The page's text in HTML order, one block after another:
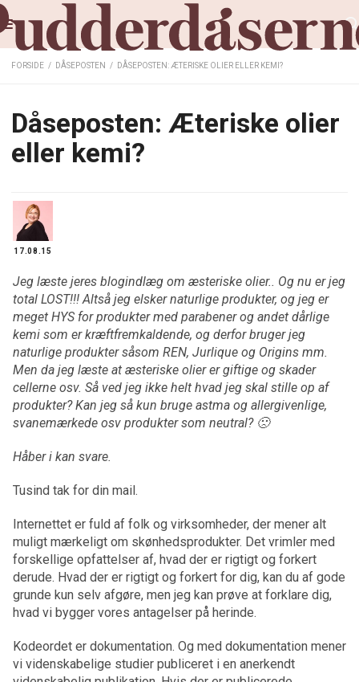
FORSIDE / DÅSEPOSTEN / DÅSEPOSTEN: ÆTERISKE OLIER ELLER KEMI?
Dåseposten: Æteriske olier
eller kemi?
17.08.15
Jeg læste jeres blogindlæg om æsteriske olier.. Og nu er jeg
total LOST!!! Altså jeg elsker naturlige produkter, og jeg er
meget HYS for produkter med parabener og andet dårlige
kemi som er kræftfremkaldende, og derfor bruger jeg
naturlige produkter såsom REN, Jurlique og Origins mm.
Men da jeg læste at æsteriske olier er giftige og skader
cellerne osv. Så ved jeg ikke helt hvad jeg skal stille op af
produkter? Kan jeg så kun bruge astma og allergivenlige,
svanemærkede osv produkter som neutral? 🙁
Håber i kan svare.
Tusind tak for din mail.
Internettet er fuld af folk og virksomheder, der mener alt
muligt mærkeligt om skønhedsprodukter. Det vrimler med
forskellige opfattelser af, hvad der er rigtigt og forkert
derude. Hvad der er rigtigt og forkert for dig, kan du af gode
grunde kun selv afgøre, men jeg kan prøve at forklare dig,
hvad vi bygger vores antagelser på herinde.
Kodeordet er dokumentation. Og med dokumentation mener
vi videnskabelige studier publiceret i en anerkendt